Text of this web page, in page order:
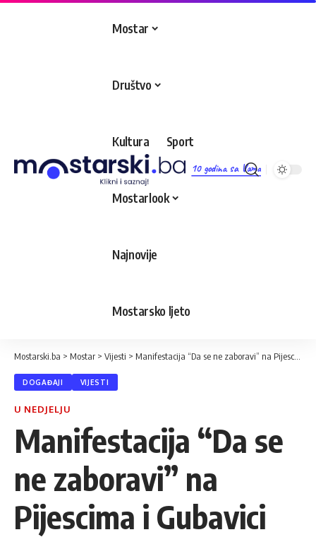
10 godina sa Vama
Mostar
Društvo
Kultura Sport
Mostarlook
Najnovije
Mostarsko ljeto
Mostarski.ba > Mostar > Vijesti > Manifestacija “Da se ne zaboravi” na Pijescima i Gubavici
DOGAĐAJI VIJESTI
U NEDJELJU
Manifestacija “Da se
ne zaboravi” na
Pijescima i Gubavici